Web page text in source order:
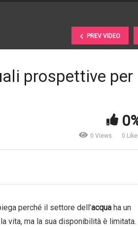
PREV VIDEO
prospettive per
0 Views 0
perché il settore dell’acqua ha un
vita, ma la sua disponibilità è limitata.